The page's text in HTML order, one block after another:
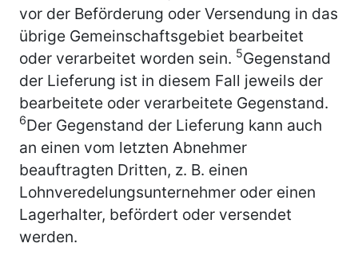
vor der Beförderung oder Versendung in das
übrige Gemeinschaftsgebiet bearbeitet
oder verarbeitet worden sein. 5Gegenstand
der Lieferung ist in diesem Fall jeweils der
bearbeitete oder verarbeitete Gegenstand.
6Der Gegenstand der Lieferung kann auch
an einen vom letzten Abnehmer
beauftragten Dritten, z. B. einen
Lohnveredelungsunternehmer oder einen
Lagerhalter, befördert oder versendet
werden.